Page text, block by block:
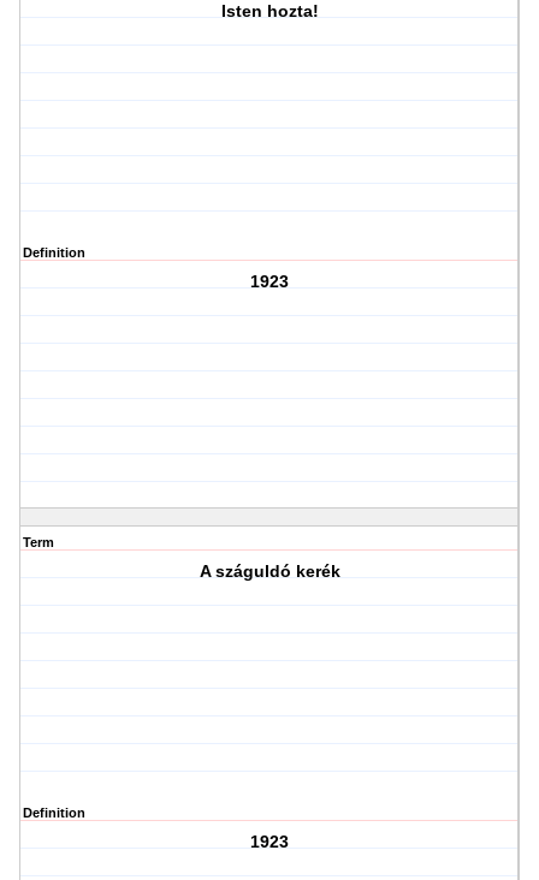
Isten hozta!
Definition
1923
Term
A száguldó kerék
Definition
1923